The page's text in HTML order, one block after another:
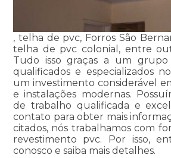
, telha de pvc, Forros São
telha de pvc colonial, entre
Tudo isso graças a um grupo
qualificados e especializados
um investimento considerável
e instalações modernas.
de trabalho qualificada e
contato para obter mais
citados, nós trabalhamos com
revestimento pvc. Por isso,
conosco e saiba mais detalhes.